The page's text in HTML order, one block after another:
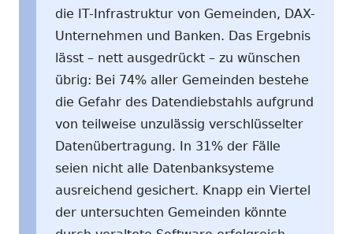
die IT-Infrastruktur von Gemeinden, DAX-
Unternehmen und Banken. Das Ergebnis
lässt – nett ausgedrückt – zu wünschen
übrig: Bei 74% aller Gemeinden bestehe
die Gefahr des Datendiebstahls aufgrund
von teilweise unzulässig verschlüsselter
Datenübertragung. In 31% der Fälle
seien nicht alle Datenbanksysteme
ausreichend gesichert. Knapp ein Viertel
der untersuchten Gemeinden könnte